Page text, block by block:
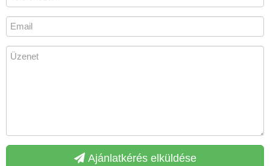
Ajánlatkérés elküldése